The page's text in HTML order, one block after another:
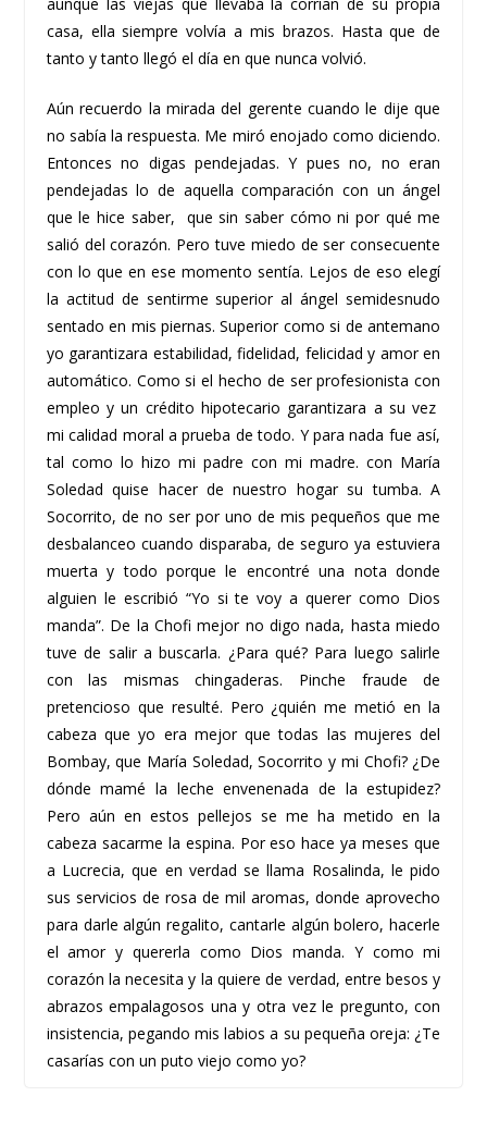
aunque las viejas que llevaba la corrían de su propia
casa, ella siempre volvía a mis brazos. Hasta que de
tanto y tanto llegó el día en que nunca volvió.
Aún recuerdo la mirada del gerente cuando le dije que
no sabía la respuesta. Me miró enojado como diciendo.
Entonces no digas pendejadas. Y pues no, no eran
pendejadas lo de aquella comparación con un ángel
que le hice saber, que sin saber cómo ni por qué me
salió del corazón. Pero tuve miedo de ser consecuente
con lo que en ese momento sentía. Lejos de eso elegí
la actitud de sentirme superior al ángel semidesnudo
sentado en mis piernas. Superior como si de antemano
yo garantizara estabilidad, fidelidad, felicidad y amor en
automático. Como si el hecho de ser profesionista con
empleo y un crédito hipotecario garantizara a su vez
mi calidad moral a prueba de todo. Y para nada fue así,
tal como lo hizo mi padre con mi madre. con María
Soledad quise hacer de nuestro hogar su tumba. A
Socorrito, de no ser por uno de mis pequeños que me
desbalanceo cuando disparaba, de seguro ya estuviera
muerta y todo porque le encontré una nota donde
alguien le escribió “Yo si te voy a querer como Dios
manda”. De la Chofi mejor no digo nada, hasta miedo
tuve de salir a buscarla. ¿Para qué? Para luego salirle
con las mismas chingaderas. Pinche fraude de
pretencioso que resulté. Pero ¿quién me metió en la
cabeza que yo era mejor que todas las mujeres del
Bombay, que María Soledad, Socorrito y mi Chofi? ¿De
dónde mamé la leche envenenada de la estupidez?
Pero aún en estos pellejos se me ha metido en la
cabeza sacarme la espina. Por eso hace ya meses que
a Lucrecia, que en verdad se llama Rosalinda, le pido
sus servicios de rosa de mil aromas, donde aprovecho
para darle algún regalito, cantarle algún bolero, hacerle
el amor y quererla como Dios manda. Y como mi
corazón la necesita y la quiere de verdad, entre besos y
abrazos empalagosos una y otra vez le pregunto, con
insistencia, pegando mis labios a su pequeña oreja: ¿Te
casarías con un puto viejo como yo?